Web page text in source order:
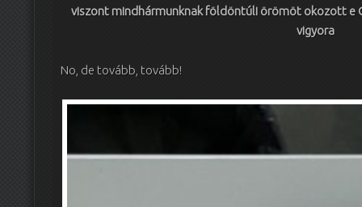
viszont mindhármunknak földöntúli örömöt okozott e
vigyora
No, de tovább, tovább!